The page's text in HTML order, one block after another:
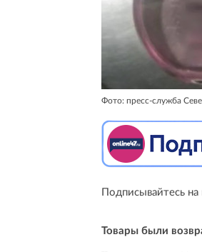
Фото: пресс-служба
Подписывайтесь на
Товары были